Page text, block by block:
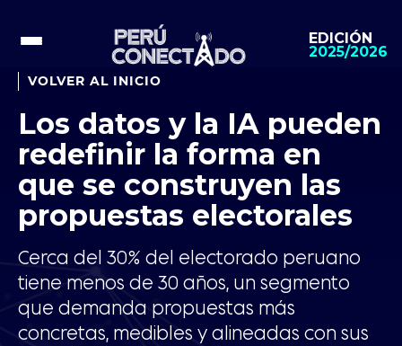
EDICIÓN
2025/2026
VOLVER AL INICIO
Los datos y la IA pueden
redefinir la forma en
que se construyen las
propuestas electorales
Cerca del 30% del electorado peruano
tiene menos de 30 años, un segmento
que demanda propuestas más
concretas, medibles y alineadas con sus